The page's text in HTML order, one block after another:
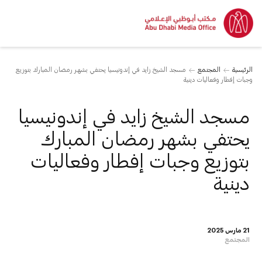
الرئيسية المجتمع
مسجد الشيخ زايد في إندونيسيا يحتفي بشهر رمضان المبارك بتوزيع
وجبات إفطار وفعاليات دينية
21 مارس 2025
المجتمع
مسجد الشيخ زايد في إندونيسيا
يحتفي بشهر رمضان المبارك
بتوزيع وجبات إفطار وفعاليات
دينية